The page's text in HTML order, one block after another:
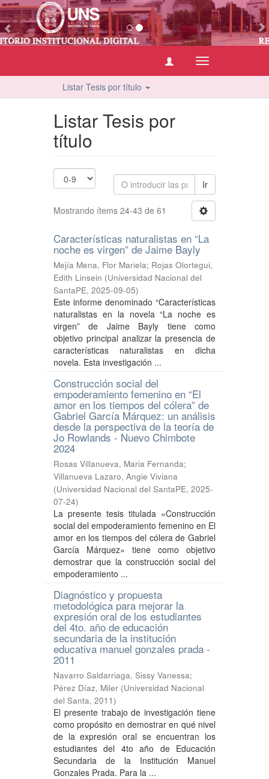
Cambiar
navegación
Listar Tesis por título
Listar Tesis por
título
Ir
Mostrando ítems 24-43 de 61
Características naturalistas en “La
noche es virgen” de Jaime Bayly
Mejía Mena, Flor Mariela; Rojas Olortegui,
Edith Linsein (Universidad Nacional del
SantaPE, 2025-09-05)
Este informe denominado “Características
naturalistas en la novela “La noche es
virgen” de Jaime Bayly tiene como
objetivo principal analizar la presencia de
características naturalistas en dicha
novela. Esta investigación ...
Construcción social del
empoderamiento femenino en “El
amor en los tiempos del cólera” de
Gabriel García Márquez: un análisis
desde la perspectiva de la teoría de
Jo Rowlands - Nuevo Chimbote
2024
Rosas Villanueva, Maria Fernanda;
Villanueva Lazaro, Angie Viviana
(Universidad Nacional del SantaPE, 2025-
07-24)
La presente tesis titulada «Construcción
social del empoderamiento femenino en El
amor en los tiempos del cólera de Gabriel
García Márquez» tiene como objetivo
demostrar que la construcción social del
empoderamiento ...
Diagnóstico y propuesta
metodológica para mejorar la
expresión oral de los estudiantes
del 4to. año de educación
secundaria de la institución
educativa manuel gonzales prada -
2011
Navarro Saldarriaga, Sissy Vanessa;
Pérez Díaz, Miler (Universidad Nacional
del Santa, 2011)
El presente trabajo de investigación tiene
como propósito en demostrar en qué nivel
de la expresión oral se encuentran los
estudiantes del 4to año de Educación
Secundaria de la Institución Manuel
Gonzales Prada. Para la ...